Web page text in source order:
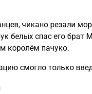
чикано резали
белых спас его
королём пачуко.
смогло только